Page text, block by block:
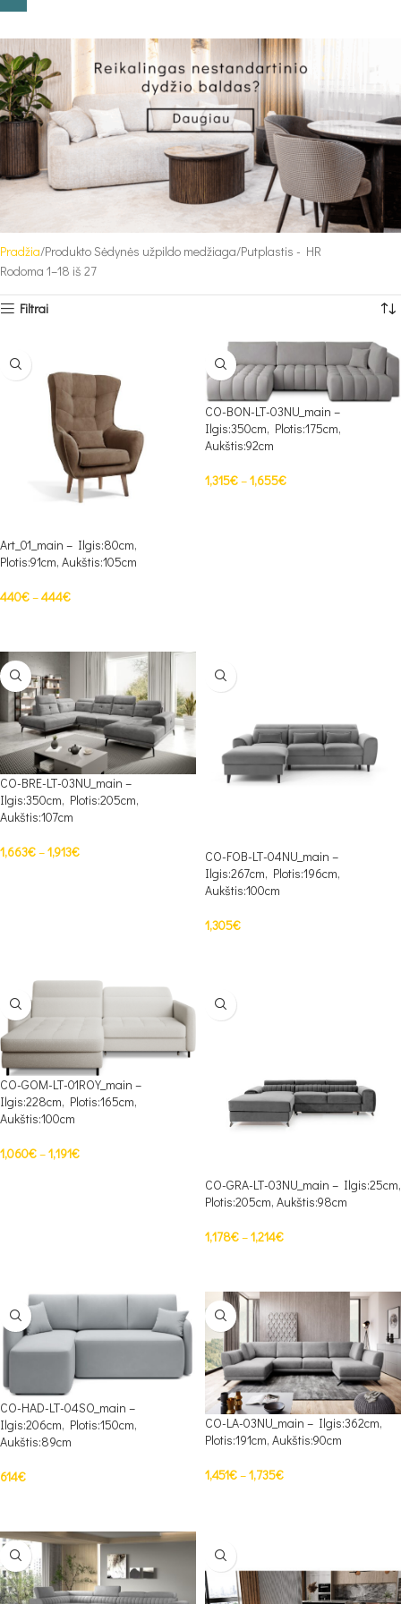
Pradžia Produkto Sėdynės užpildo medžiaga Putplastis - HR
Rodoma 1–18 iš 27
Filtrai
Art_01_main – Ilgis:80cm,
Plotis:91cm, Aukštis:105cm
440€–444€
CO-BON-LT-03NU_main –
Ilgis:350cm, Plotis:175cm,
Aukštis:92cm
1,315€–1,655€
CO-BRE-LT-03NU_main –
Ilgis:350cm, Plotis:205cm,
Aukštis:107cm
1,663€–1,913€
CO-FOB-LT-04NU_main –
Ilgis:267cm, Plotis:196cm,
Aukštis:100cm
1,305€
CO-GOM-LT-01ROY_main –
Ilgis:228cm, Plotis:165cm,
Aukštis:100cm
1,060€–1,191€
CO-GRA-LT-03NU_main – Ilgis:25cm,
Plotis:205cm, Aukštis:98cm
1,178€–1,214€
CO-HAD-LT-04SO_main –
Ilgis:206cm, Plotis:150cm,
Aukštis:89cm
614€
CO-LA-03NU_main – Ilgis:362cm,
Plotis:191cm, Aukštis:90cm
1,451€–1,735€